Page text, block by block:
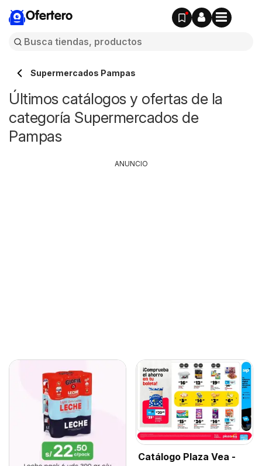
Ofertero
Supermercados Pampas
Últimos catálogos y ofertas de la
categoría Supermercados de
Pampas
Catálogo Plaza Vea -
ANUNCIO